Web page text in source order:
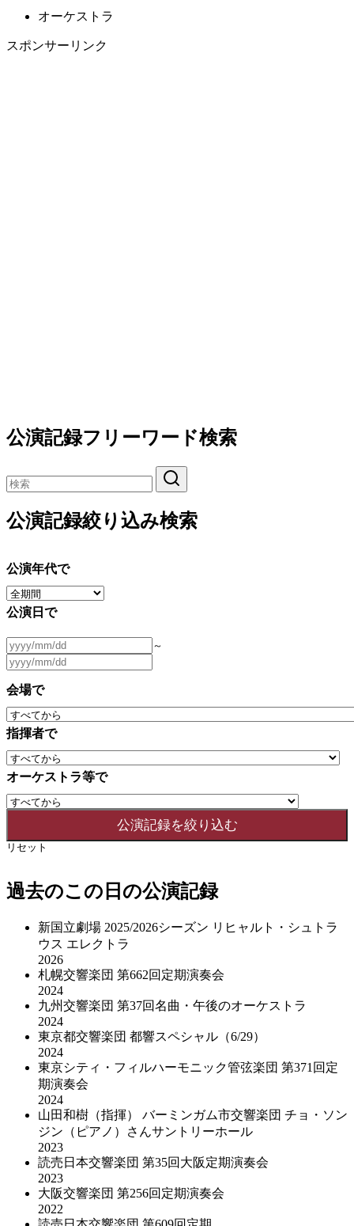
オーケストラ
スポンサーリンク
公演記録フリーワード検索
公演記録絞り込み検索
公演年代で
公演日で
～
会場で
指揮者で
オーケストラ等で
リセット
過去のこの日の公演記録
新国立劇場 2025/2026シーズン リヒャルト・シュトラ
ウス エレクトラ
2026
札幌交響楽団 第662回定期演奏会
2024
九州交響楽団 第37回名曲・午後のオーケストラ
2024
東京都交響楽団 都響スペシャル（6/29）
2024
東京シティ・フィルハーモニック管弦楽団 第371回定
期演奏会
2024
山田和樹（指揮） バーミンガム市交響楽団 チョ・ソン
ジン（ピアノ）さんサントリーホール
2023
読売日本交響楽団 第35回大阪定期演奏会
2023
大阪交響楽団 第256回定期演奏会
2022